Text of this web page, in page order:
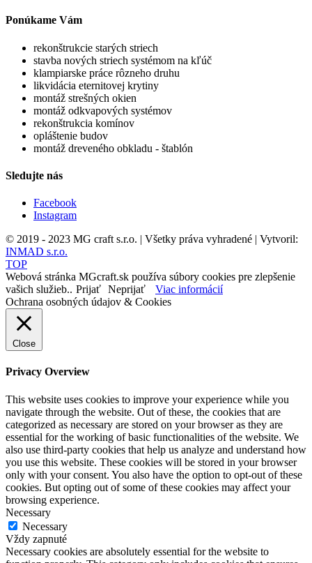
Ponúkame Vám
rekonštrukcie starých striech
stavba nových striech systémom na kľúč
klampiarske práce rôzneho druhu
likvidácia eternitovej krytiny
montáž strešných okien
montáž odkvapových systémov
rekonštrukcia komínov
opláštenie budov
montáž dreveného obkladu - štablón
Sledujte nás
Facebook
Instagram
© 2019 - 2023 MG craft s.r.o. | Všetky práva vyhradené | Vytvoril:
INMAD s.r.o.
TOP
Webová stránka MGcraft.sk používa súbory cookies pre zlepšenie
vašich služieb.. Prijať Neprijať
Viac informácií
Ochrana osobných údajov & Cookies
Close
Privacy Overview
This website uses cookies to improve your experience while you
navigate through the website. Out of these, the cookies that are
categorized as necessary are stored on your browser as they are
essential for the working of basic functionalities of the website. We
also use third-party cookies that help us analyze and understand how
you use this website. These cookies will be stored in your browser
only with your consent. You also have the option to opt-out of these
cookies. But opting out of some of these cookies may affect your
browsing experience.
Necessary
Necessary
Vždy zapnuté
Necessary cookies are absolutely essential for the website to